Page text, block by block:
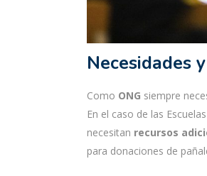
Necesidades
Como ONG siempre
En el caso de las
necesitan recursos
para donaciones de